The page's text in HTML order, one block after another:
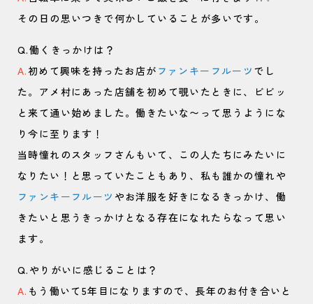
その日の思いつきで何かしていることが多いです。
Q.働くきっかけは？
A.初めて興味を持ったお店が ファンキーフルーツ でし
た。アメ村にあった店舗を初めて覗いたときに、ビビッ
と来て通い始めました。働きたいな〜って思うようにな
り今に至ります！
当時憧れのスタッフさんもいて、この人たちにみたいに
なりたい！と思っていたこともあり、私も誰かの憧れや
ファンキーフルーツ やお洋服を好きになるきっかけ、働
きたいと思うきっかけとなる存在になれたらなって思い
ます。
Q.やりがいに感じることは？
A. もう働いて5年目になりますので、長年のお付き合いと